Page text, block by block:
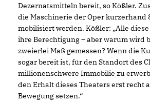
Dezernatsmitteln bereit, so Kößler.
die Maschinerie der Oper kurzerhand
mobilisiert werden. Kößler: „Alle
ihre Berechtigung – aber warum wird
zweierlei Maß gemessen? Wenn die
sogar bereit ist, für den Standort des
millionenschwere Immobilie zu
den Erhalt dieses Theaters erst recht
Bewegung setzen.“